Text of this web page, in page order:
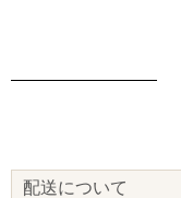
配送について